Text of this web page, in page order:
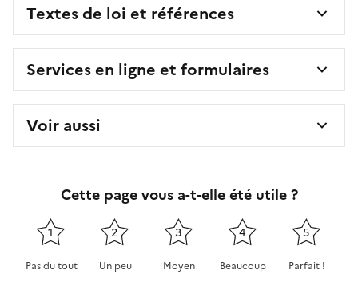
Textes de loi et références
Services en ligne et formulaires
Voir aussi
Cette page vous a-t-elle été utile ?
1
Pas du tout
2
Un peu
3
Moyen
4
Beaucoup
5
Parfait !